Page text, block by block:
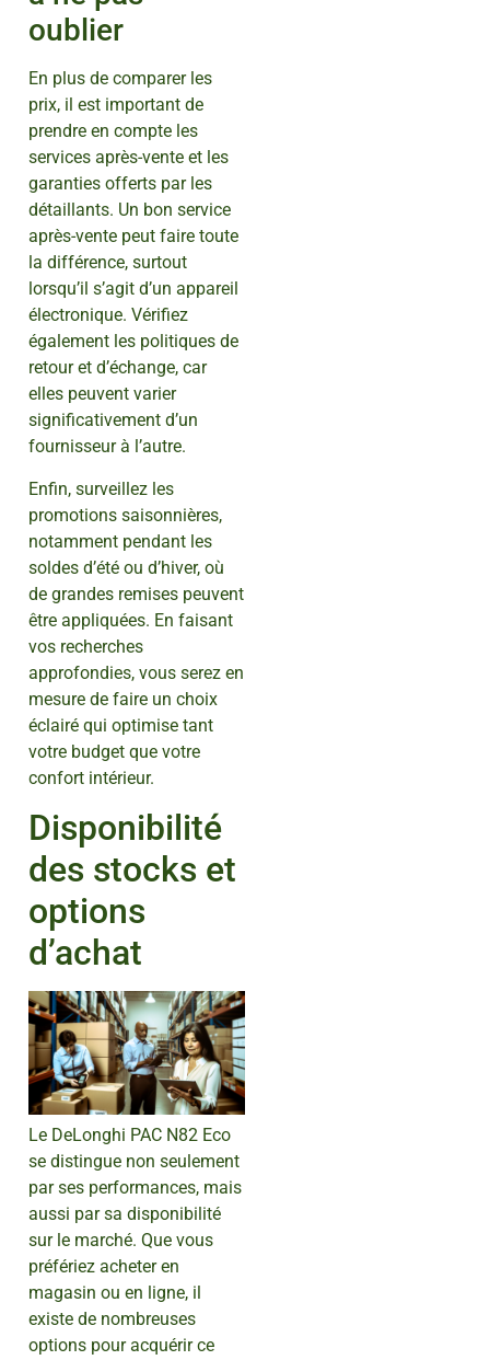
oublier
En plus de comparer les
prix, il est important de
prendre en compte les
services après-vente et les
garanties offerts par les
détaillants. Un bon service
après-vente peut faire toute
la différence, surtout
lorsqu’il s’agit d’un appareil
électronique. Vérifiez
également les politiques de
retour et d’échange, car
elles peuvent varier
significativement d’un
fournisseur à l’autre.
Enfin, surveillez les
promotions saisonnières,
notamment pendant les
soldes d’été ou d’hiver, où
de grandes remises peuvent
être appliquées. En faisant
vos recherches
approfondies, vous serez en
mesure de faire un choix
éclairé qui optimise tant
votre budget que votre
confort intérieur.
Disponibilité
des stocks et
options
d’achat
Le DeLonghi PAC N82 Eco
se distingue non seulement
par ses performances, mais
aussi par sa disponibilité
sur le marché. Que vous
préfériez acheter en
magasin ou en ligne, il
existe de nombreuses
options pour acquérir ce